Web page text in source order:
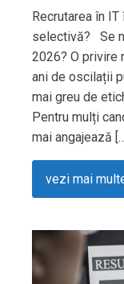
Recrutarea în
selectivă? Se
2026? O privire
ani de oscilații
mai greu de
Pentru mulți
mai angajează
vezi mai